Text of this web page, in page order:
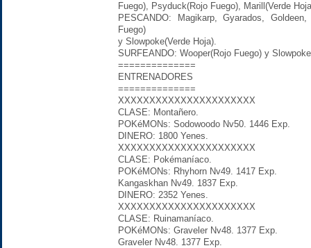
Fuego), Psyduck(Rojo Fuego), Marill(Verde
PESCANDO: Magikarp, Gyarados,
Fuego)
y Slowpoke(Verde Hoja).
SURFEANDO: Wooper(Rojo Fuego) y
==============
ENTRENADORES
==============
XXXXXXXXXXXXXXXXXXXXXX
CLASE: Montañero.
POKéMONs: Sodowoodo Nv50. 1446 Exp.
DINERO: 1800 Yenes.
XXXXXXXXXXXXXXXXXXXXXX
CLASE: Pokémaníaco.
POKéMONs: Rhyhorn Nv49. 1417 Exp.
Kangaskhan Nv49. 1837 Exp.
DINERO: 2352 Yenes.
XXXXXXXXXXXXXXXXXXXXXX
CLASE: Ruinamaníaco.
POKéMONs: Graveler Nv48. 1377 Exp.
Graveler Nv48. 1377 Exp.